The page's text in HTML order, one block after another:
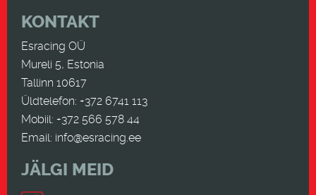
KONTAKT
Esracing OÜ
Mureli 5, Estonia
Tallinn 10617
Üldtelefon: +372 6741 113
Mobiil: +372 566 578 44
Email: info@esracing.ee
JÄLGI MEID